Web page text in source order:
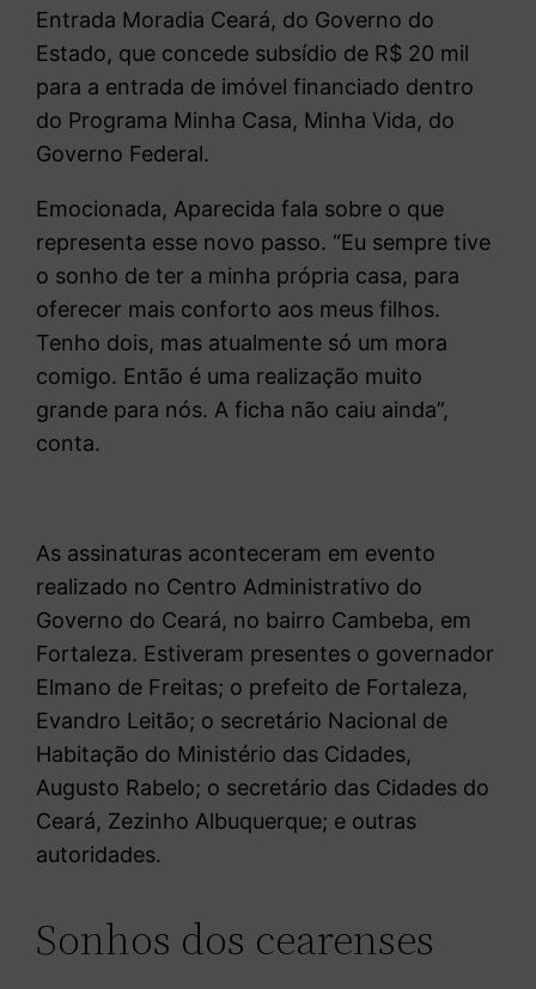
Entrada Moradia Ceará, do Governo do
Estado, que concede subsídio de R$ 20 mil
para a entrada de imóvel financiado dentro
do Programa Minha Casa, Minha Vida, do
Governo Federal.
Emocionada, Aparecida fala sobre o que
representa esse novo passo. “Eu sempre tive
o sonho de ter a minha própria casa, para
oferecer mais conforto aos meus filhos.
Tenho dois, mas atualmente só um mora
comigo. Então é uma realização muito
grande para nós. A ficha não caiu ainda”,
conta.
As assinaturas aconteceram em evento
realizado no Centro Administrativo do
Governo do Ceará, no bairro Cambeba, em
Fortaleza. Estiveram presentes o governador
Elmano de Freitas; o prefeito de Fortaleza,
Evandro Leitão; o secretário Nacional de
Habitação do Ministério das Cidades,
Augusto Rabelo; o secretário das Cidades do
Ceará, Zezinho Albuquerque; e outras
autoridades.
Sonhos dos cearenses